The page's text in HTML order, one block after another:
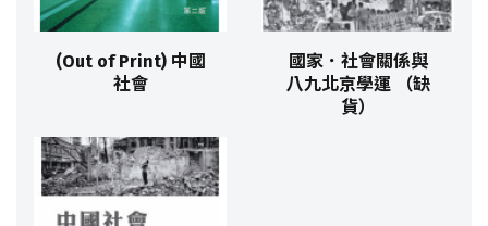
(Out of Print) 中國
社會
國家．社會關係與
八九北京學運 （缺
貨）